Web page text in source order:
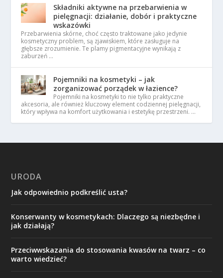
Składniki aktywne na przebarwienia w
pielęgnacji: działanie, dobór i praktyczne
wskazówki
Przebarwienia skórne, choć często traktowane jako jedynie
kosmetyczny problem, są zjawiskiem, które zasługuje na
głębsze zrozumienie. Te plamy pigmentacyjne wynikają z
zaburzeń …
Pojemniki na kosmetyki – jak
zorganizować porządek w łazience?
Pojemniki na kosmetyki to nie tylko praktyczne
akcesoria, ale również kluczowy element codziennej pielęgnacji,
który wpływa na komfort użytkowania i estetykę przestrzeni. …
URODA
Jak odpowiednio podkreślić usta?
Konserwanty w kosmetykach: Dlaczego są niezbędne i
jak działają?
Przeciwwskazania do stosowania kwasów na twarz – co
warto wiedzieć?